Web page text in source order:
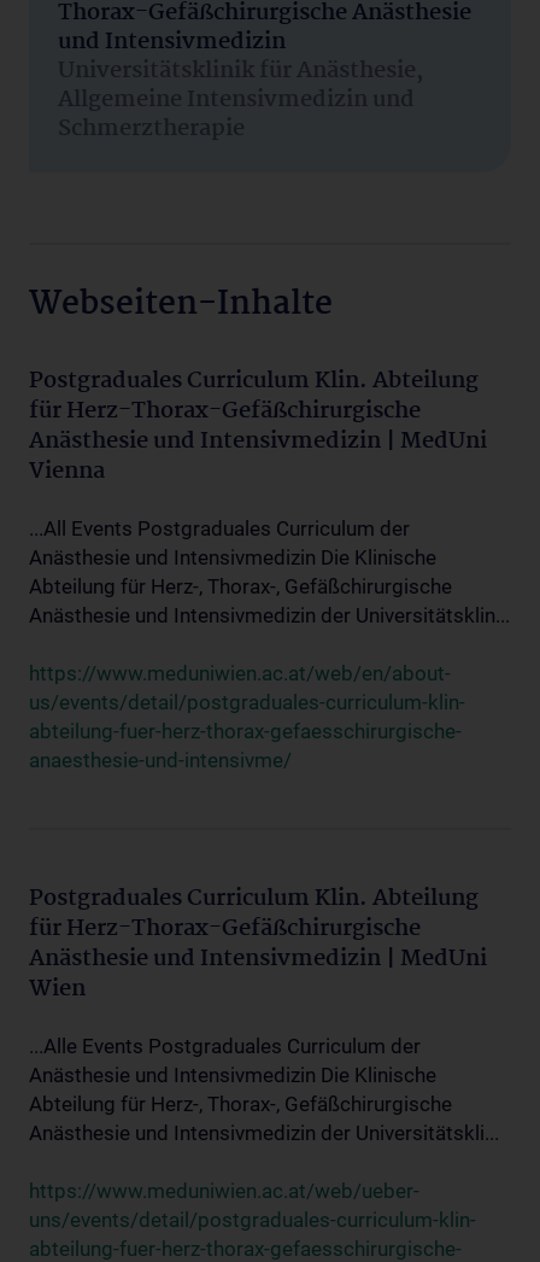
Thorax-Gefäßchirurgische Anästhesie
und Intensivmedizin
Universitätsklinik für Anästhesie,
Allgemeine Intensivmedizin und
Schmerztherapie
Webseiten-Inhalte
Postgraduales Curriculum Klin. Abteilung
für Herz-Thorax-Gefäßchirurgische
Anästhesie und Intensivmedizin | MedUni
Vienna
...All Events Postgraduales Curriculum der
Anästhesie und Intensivmedizin Die Klinische
Abteilung für Herz-, Thorax-, Gefäßchirurgische
Anästhesie und Intensivmedizin der Universitätsklin...
https://www.meduniwien.ac.at/web/en/about-
us/events/detail/postgraduales-curriculum-klin-
abteilung-fuer-herz-thorax-gefaesschirurgische-
anaesthesie-und-intensivme/
Postgraduales Curriculum Klin. Abteilung
für Herz-Thorax-Gefäßchirurgische
Anästhesie und Intensivmedizin | MedUni
Wien
...Alle Events Postgraduales Curriculum der
Anästhesie und Intensivmedizin Die Klinische
Abteilung für Herz-, Thorax-, Gefäßchirurgische
Anästhesie und Intensivmedizin der Universitätskli...
https://www.meduniwien.ac.at/web/ueber-
uns/events/detail/postgraduales-curriculum-klin-
abteilung-fuer-herz-thorax-gefaesschirurgische-